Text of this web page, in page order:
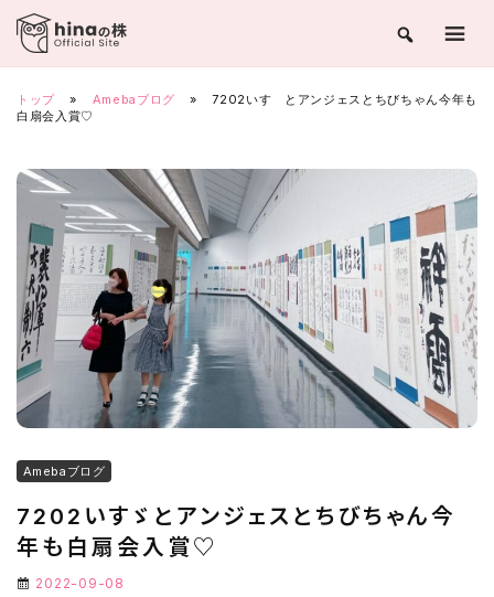
Skip
content
トップ » Amebaブログ »
7202いすゞとアンジェスとちびちゃん今年も
白扇会入賞♡
Amebaブログ
7202いすゞとアンジェスとちびちゃん今
年も白扇会入賞♡
2022-09-08